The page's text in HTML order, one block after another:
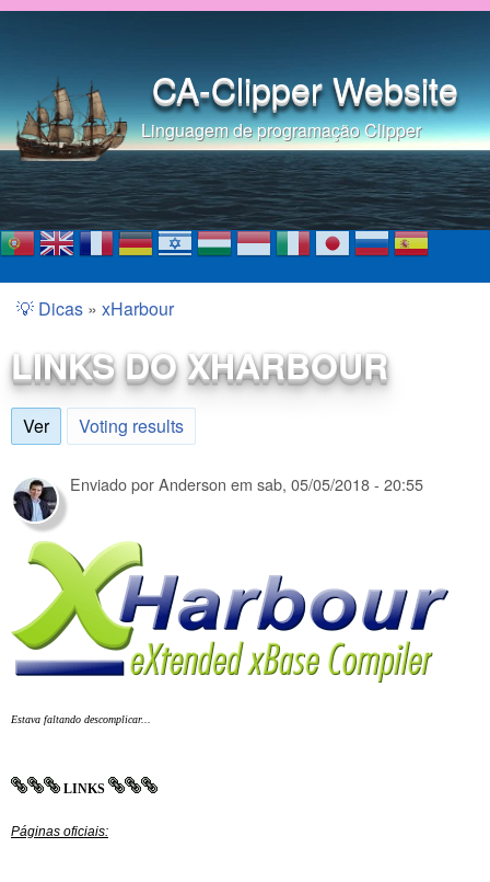
Pular para o conteúdo
CA-Clipper Website
Linguagem de programação Clipper
Você está aqui
💡 Dicas » xHarbour
LINKS DO XHARBOUR
Ver(aba ativa)
Voting results
Enviado porAnderson em sab, 05/05/2018 - 20:55
Estava faltando descomplicar...
LINKS
Páginas oficiais: